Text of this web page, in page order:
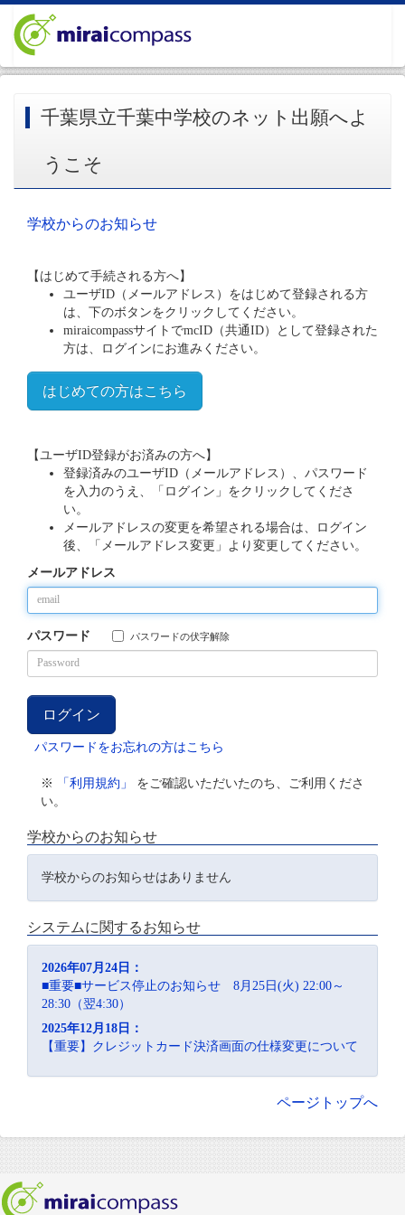
千葉県立千葉中学校のネット出願へよ
うこそ
学校からのお知らせ
【はじめて手続される方へ】
ユーザID（メールアドレス）をはじめて登録される方
は、下のボタンをクリックしてください。
miraicompassサイトでmcID（共通ID）として登録された
方は、ログインにお進みください。
はじめての方はこちら
【ユーザID登録がお済みの方へ】
登録済みのユーザID（メールアドレス）、パスワード
を入力のうえ、「ログイン」をクリックしてくださ
い。
メールアドレスの変更を希望される場合は、ログイン
後、「メールアドレス変更」より変更してください。
メールアドレス
パスワード パスワードの伏字解除
パスワードをお忘れの方はこちら
※ 「利用規約」
をご確認いただいたのち、ご利用くださ
い。
学校からのお知らせ
学校からのお知らせはありません
システムに関するお知らせ
2026年07月24日：
■重要■サービス停止のお知らせ 8月25日(火) 22:00～
28:30（翌4:30）
2025年12月18日：
【重要】クレジットカード決済画面の仕様変更について
ページトップへ